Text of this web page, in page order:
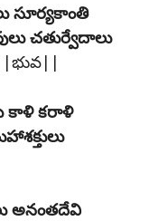
సూర్యకాంతి
చతుర్వేదాలు
కాళి కరాళి
అనంతదేవి